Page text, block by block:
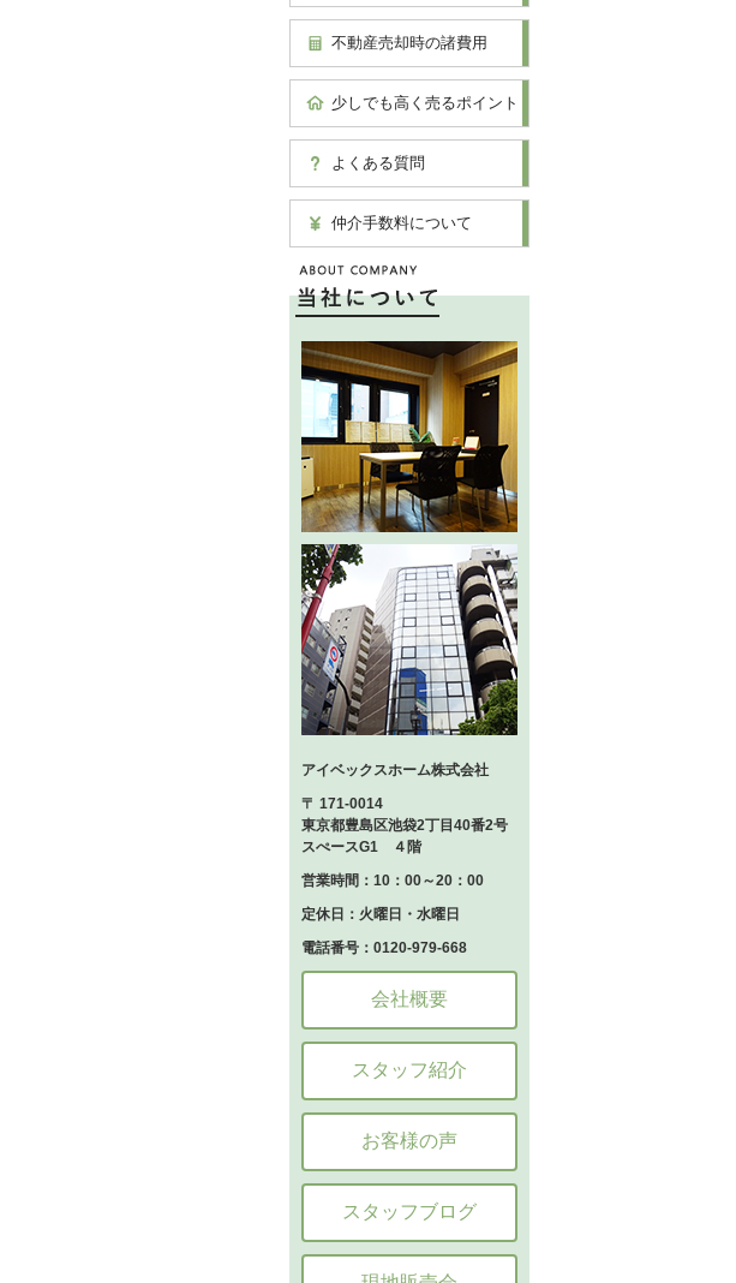
不動産売却時の諸費用
少しでも高く売るポイント
よくある質問
仲介手数料について
アイベックスホーム株式会社
〒 171-0014
東京都豊島区池袋2丁目40番2号
スぺースG1 ４階
営業時間：10：00～20：00
定休日：火曜日・水曜日
電話番号：0120-979-668
会社概要
スタッフ紹介
お客様の声
スタッフブログ